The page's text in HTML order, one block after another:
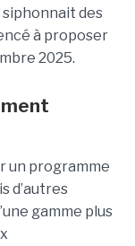
des
à proposer
2025.
un programme
d’autres
gamme plus